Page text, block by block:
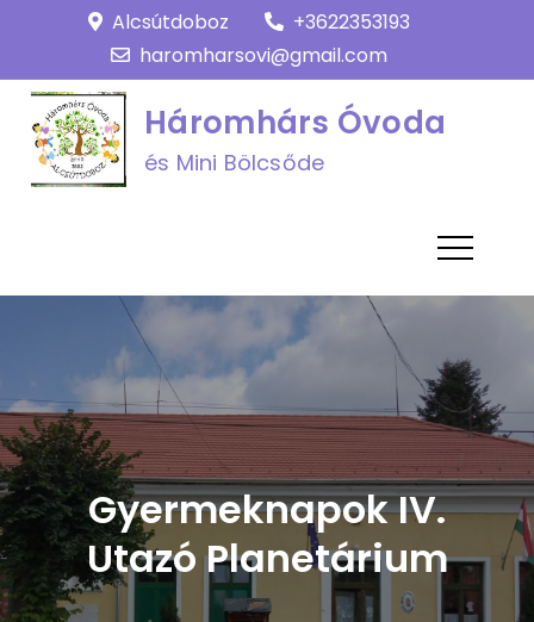
content
Alcsútdoboz
+3622353193
haromharsovi@gmail.com
Háromhárs Óvoda
és Mini Bölcsőde
Gyermeknapok IV.
Utazó Planetárium